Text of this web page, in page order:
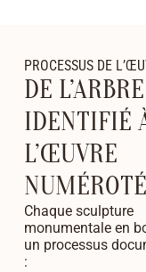
PROCESSUS DE
DE L’ARBRE
IDENTIFIÉ
L’ŒUVRE
Chaque sculpture
monumentale en
un processus
: